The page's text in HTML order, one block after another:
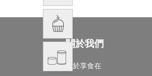
關於我們
關於享食在